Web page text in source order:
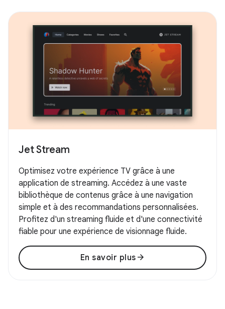
Jet Stream
Optimisez votre expérience TV grâce à une
application de streaming. Accédez à une vaste
bibliothèque de contenus grâce à une navigation
simple et à des recommandations personnalisées.
Profitez d'un streaming fluide et d'une connectivité
fiable pour une expérience de visionnage fluide.
En savoir plus arrow_forward